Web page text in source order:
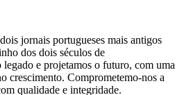
jornais portugueses mais antigos
dos dois séculos de
legado e projetamos o futuro, com uma
crescimento. Comprometemo-nos a
qualidade e integridade.